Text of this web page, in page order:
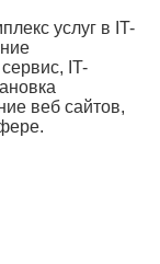
услуг в IT-
IT-
веб сайтов,